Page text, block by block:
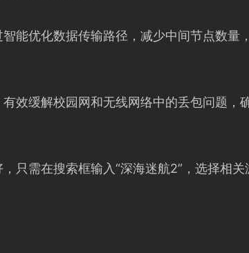
智能优化数据传输路径，减少中间节点数量
有效缓解校园网和无线网络中的丢包问题，
，只需在搜索框输入“深海迷航2”，选择相